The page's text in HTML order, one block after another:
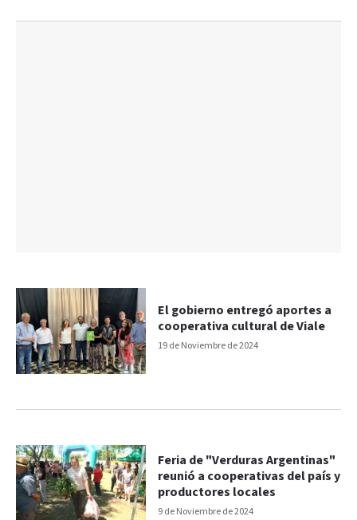
19 de Noviembre de 2024
El gobierno entregó aportes a
cooperativa cultural de Viale
9 de Noviembre de 2024
Feria de "Verduras Argentinas"
reunió a cooperativas del país y
productores locales